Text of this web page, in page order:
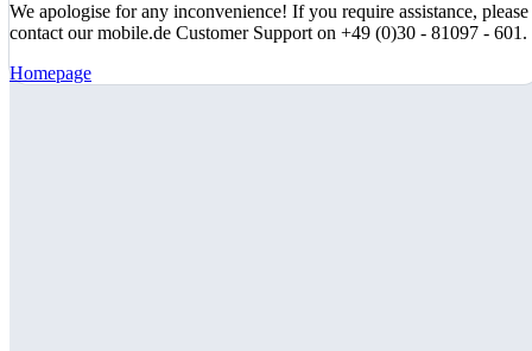
We apologise for any inconvenience! If you require assistance, please
contact our mobile.de Customer Support on +49 (0)30 - 81097 - 601.
Homepage